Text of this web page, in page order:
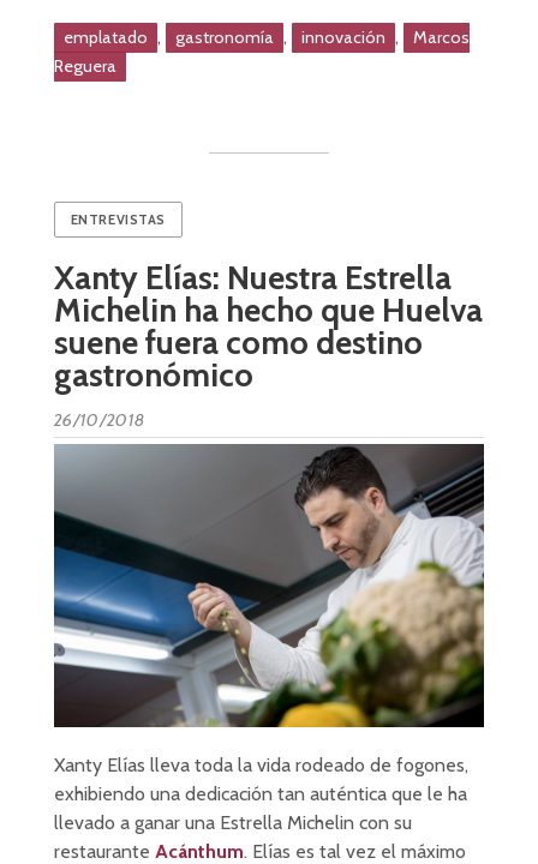
emplatado , gastronomía , innovación ,
Marcos
Reguera
ENTREVISTAS
Xanty Elías: Nuestra Estrella
Michelin ha hecho que Huelva
suene fuera como destino
gastronómico
26/10/2018
Xanty Elías lleva toda la vida rodeado de fogones,
exhibiendo una dedicación tan auténtica que le ha
llevado a ganar una Estrella Michelin con su
restaurante Acánthum. Elías es tal vez el máximo